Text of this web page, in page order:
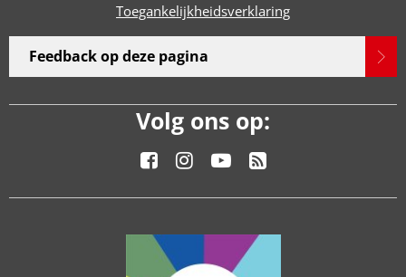
Toegankelijkheidsverklaring
Feedback op deze pagina
Volg ons op: